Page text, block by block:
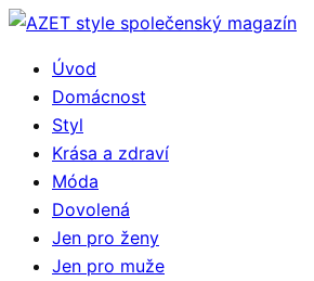
Přejít
obsahuÚvod
Domácnost
Styl
Krása a zdraví
Móda
Dovolená
Jen pro ženy
Jen pro muže